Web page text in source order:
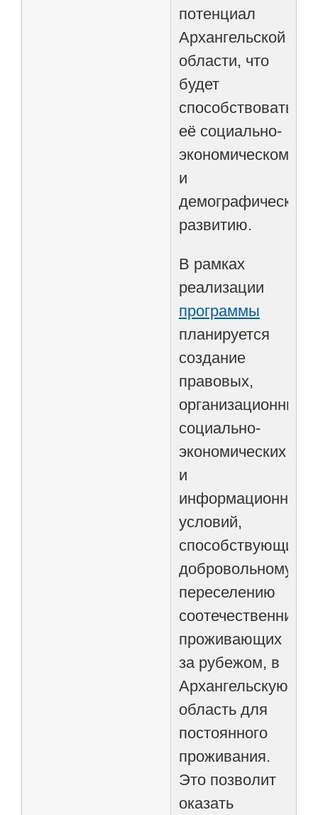
потенциал
Архангельской
области, что
будет
способствовать
её социально-
экономическому
и
демографическому
развитию.
В рамках
реализации
программы
планируется
создание
правовых,
организационных,
социально-
экономических
и
информационных
условий,
способствующих
добровольному
переселению
проживающих
за рубежом, в
Архангельскую
область для
постоянного
проживания.
Это позволит
оказать